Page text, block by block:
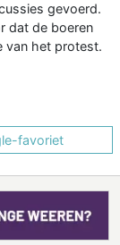
gevoerd.
dat de boeren
van het protest.
favoriet